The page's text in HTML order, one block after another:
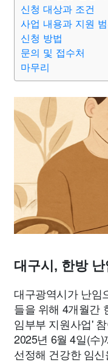
증권 인테리어
게임 스포츠
맛집 IT 컴퓨터
의료 의학 경제
생활 기타
신청 대상과 조건
사업 내용과 지원
신청 방법
문의 및 접수처
마무리
대구시, 한방
대구광역시가 난임
들을 위해 4개월간
임부부 지원사업'
2025년 6월 4일(수
선정해 건강한 임